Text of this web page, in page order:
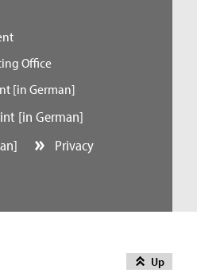
Up
Office
[in German]
[in German]
Privacy